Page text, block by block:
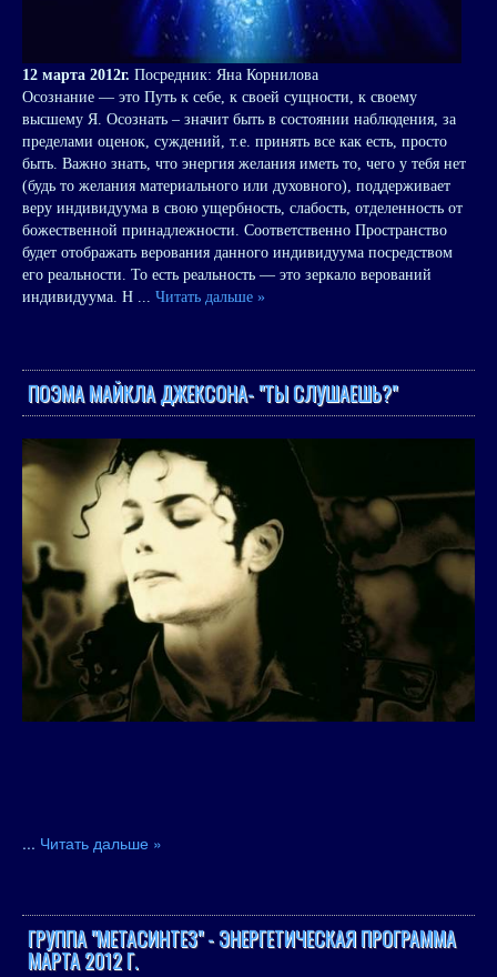
12 марта 2012г. Посредник: Яна Корнилова
Осознание — это Путь к себе, к своей сущности, к своему
высшему Я. Осознать – значит быть в состоянии наблюдения, за
пределами оценок, суждений, т.е. принять все как есть, просто
быть. Важно знать, что энергия желания иметь то, чего у тебя нет
(будь то желания материального или духовного), поддерживает
веру индивидуума в свою ущербность, слабость, отделенность от
божественной принадлежности. Соответственно Пространство
будет отображать верования данного индивидуума посредством
его реальности. То есть реальность — это зеркало верований
индивидуума. Н ... Читать дальше »
ПОЭМА МАЙКЛА ДЖЕКСОНА- "ТЫ СЛУШАЕШЬ?"
... Читать дальше »
ГРУППА "МЕТАСИНТЕЗ" - ЭНЕРГЕТИЧЕСКАЯ ПРОГРАММА
МАРТА 2012 Г.